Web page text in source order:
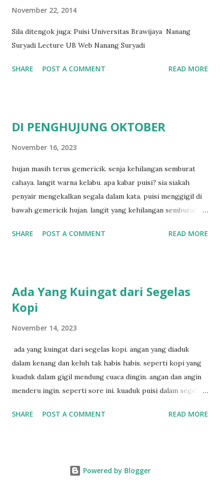
November 22, 2014
Sila ditengok juga: Puisi Universitas Brawijaya Nanang
Suryadi Lecture UB Web Nanang Suryadi
SHARE POST A COMMENT READ MORE
DI PENGHUJUNG OKTOBER
November 16, 2023
hujan masih terus gemericik. senja kehilangan semburat
cahaya. langit warna kelabu. apa kabar puisi? sia siakah
penyair mengekalkan segala dalam kata. puisi menggigil di
bawah gemericik hujan. langit yang kehilangan semburat
penyair? apakah sia sia aku dituliskan. puisi menggigil
SHARE POST A COMMENT READ MORE
Ada Yang Kuingat dari Segelas
Kopi
November 14, 2023
ada yang kuingat dari segelas kopi. angan yang diaduk
dalam kenang dan keluh tak habis habis. seperti kopi yang
kuaduk dalam gigil mendung cuaca dingin. angan dan angin
menderu ingin. seperti sore ini. kuaduk puisi dalam segelas
SHARE POST A COMMENT READ MORE
Powered by Blogger